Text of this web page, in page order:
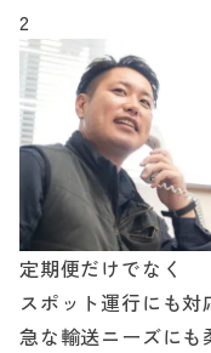
2
定期便だけでなく
スポット運行にも対
急な輸送ニーズに